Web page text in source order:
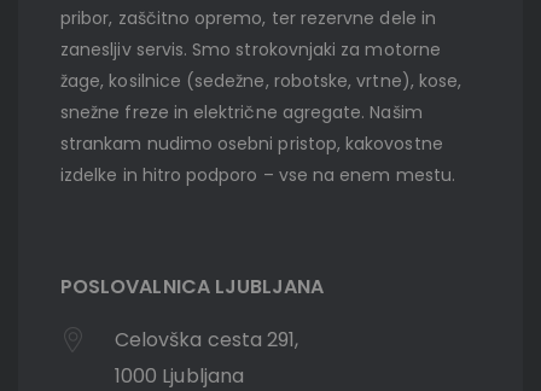
pribor, zaščitno opremo, ter rezervne dele in
zanesljiv servis. Smo strokovnjaki za motorne
žage, kosilnice (sedežne, robotske, vrtne), kose,
snežne freze in električne agregate. Našim
strankam nudimo osebni pristop, kakovostne
izdelke in hitro podporo – vse na enem mestu.
POSLOVALNICA LJUBLJANA
Celovška cesta 291,
1000 Ljubljana